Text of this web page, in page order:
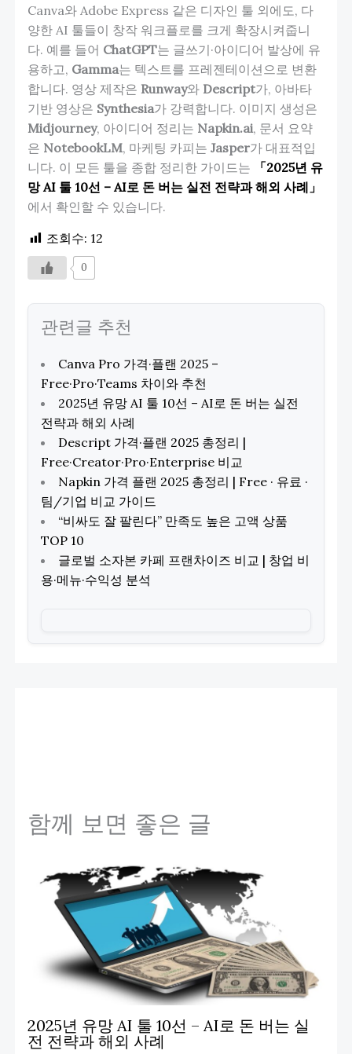
Canva와 Adobe Express 같은 디자인 툴 외에도, 다
양한 AI 툴들이 창작 워크플로를 크게 확장시켜줍니
다. 예를 들어 ChatGPT는 글쓰기·아이디어 발상에 유
용하고, Gamma는 텍스트를 프레젠테이션으로 변환
합니다. 영상 제작은 Runway와 Descript가, 아바타
기반 영상은 Synthesia가 강력합니다. 이미지 생성은
Midjourney, 아이디어 정리는 Napkin.ai, 문서 요약
은 NotebookLM, 마케팅 카피는 Jasper가 대표적입
니다. 이 모든 툴을 종합 정리한 가이드는
「2025년 유
망 AI 툴 10선 – AI로 돈 버는 실전 전략과 해외 사례」
에서 확인할 수 있습니다.
조회수: 12
0
관련글 추천
Canva Pro 가격·플랜 2025 –
Free·Pro·Teams 차이와 추천
2025년 유망 AI 툴 10선 – AI로 돈 버는 실전
전략과 해외 사례
Descript 가격·플랜 2025 총정리 |
Free·Creator·Pro·Enterprise 비교
Napkin 가격 플랜 2025 총정리 | Free · 유료 ·
팀/기업 비교 가이드
“비싸도 잘 팔린다” 만족도 높은 고액 상품
TOP 10
글로벌 소자본 카페 프랜차이즈 비교 | 창업 비
용·메뉴·수익성 분석
함께 보면 좋은 글
2025년 유망 AI 툴 10선 – AI로 돈 버는 실
전 전략과 해외 사례